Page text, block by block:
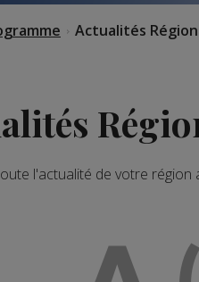
Actualités
l'actualité de votre